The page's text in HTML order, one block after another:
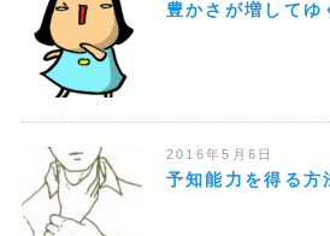
豊かさが増してゆ
2016年5月6日
予知能力を得る方